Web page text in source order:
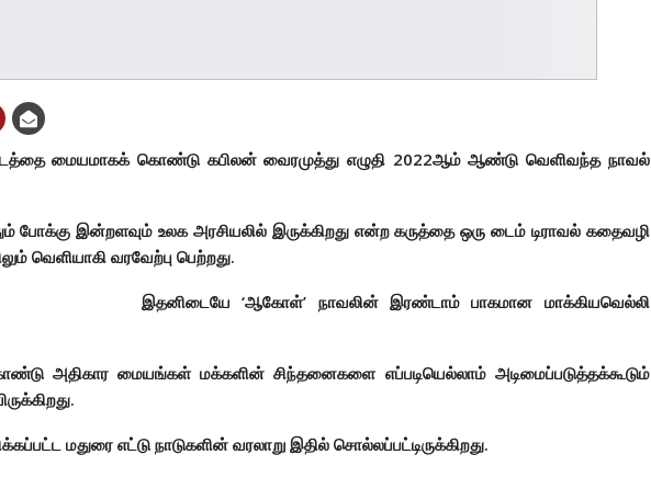
மையமாகக் கொண்டு கபிலன் வைரமுத்து எழுதி 2022ஆம் ஆண்டு வெளிவந்த நாவல்
போக்கு இன்றளவும் உலக அரசியலில் இருக்கிறது என்ற கருத்தை ஒரு டைம் டிராவல் கதைவழி
வெளியாகி வரவேற்பு பெற்றது.
இதனிடையே ‘ஆகோள்’ நாவலின் இரண்டாம் பாகமான மாக்கியவெல்லி
அதிகார மையங்கள் மக்களின் சிந்தனைகளை எப்படியெல்லாம் அடிமைப்படுத்தக்கூடும்
மதுரை எட்டு நாடுகளின் வரலாறு இதில் சொல்லப்பட்டிருக்கிறது.